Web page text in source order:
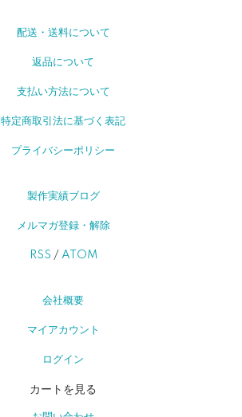
配送・送料について
返品について
支払い方法について
特定商取引法に基づく表記
プライバシーポリシー
製作実績ブログ
メルマガ登録・解除
RSS / ATOM
会社概要
マイアカウント
ログイン
カートを見る